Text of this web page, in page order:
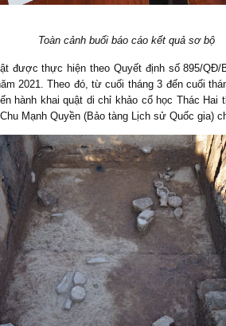
Toàn cảnh buổi báo cáo kết quả sơ bộ
được thực hiện theo Quyết định số 895/
2021. Theo đó, từ cuối tháng 3 đến cuối
hành khai quật di chỉ khảo cổ học Thác Hai
Mạnh Quyền (Bảo tàng Lịch sử Quốc gia)